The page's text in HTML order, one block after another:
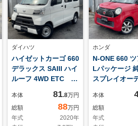
ダイハツ
ハイゼットカーゴ 660
デラックス SAIII ハイ
ルーフ 4WD ETC キ
ステ パワーウインド
ウ アイドリングスト
ップ レーンキープア
本体 81.8万円
総額
88万円
年式
2020年
ホンダ
N-ONE 660
Lパッケージ
スプレイオ
ドラレコ ス
ー 電格ミ
Bluetooth接
本体
総額
年式